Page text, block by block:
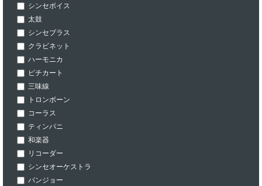
シンセボイス
太鼓
シンセブラス
クラビネット
ハーモニカ
ピチカート
三味線
トロンボーン
コーラス
ティンパニ
和楽器
リコーダー
シンセオーケストラ
バンジョー